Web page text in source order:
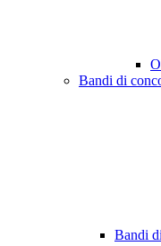
Bandi di
Bandi